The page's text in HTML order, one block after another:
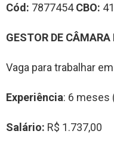
Cód: 7877454CBO:
GESTOR DE
Vaga para trabalhar
Experiência: 6 meses
Salário: R$ 1.737,00